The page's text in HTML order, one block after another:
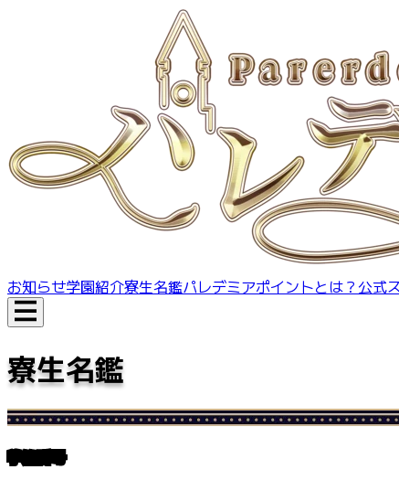
お知らせ学園紹介寮生名鑑パレデミアポイントとは？ 公式
寮生名鑑
学籍番号